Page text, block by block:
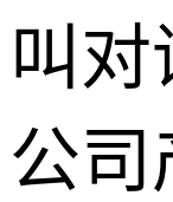
叫对
公司